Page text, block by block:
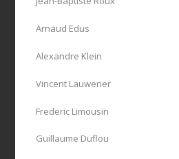
Arnaud Edus
Alexandre Klein
Vincent Lauwerier
Frederic Limousin
Guillaume Duflou